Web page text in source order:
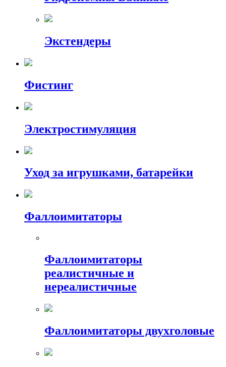
Экстендеры
Фистинг
Электростимуляция
Уход за игрушками, батарейки
Фаллоимитаторы
Фаллоимитаторы
реалистичные и
нереалистичные
Фаллоимитаторы двухголовые